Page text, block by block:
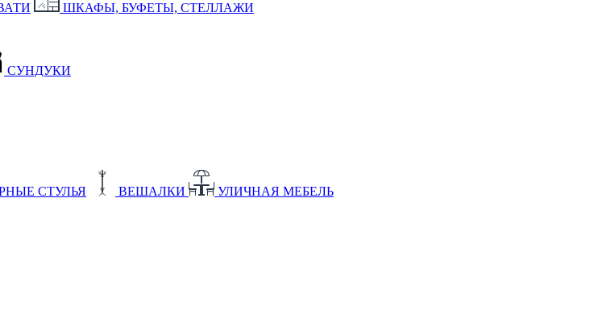
ШКАФЫ, БУФЕТЫ, СТЕЛЛАЖИ
СУНДУКИ
СТУЛЬЯ ВЕШАЛКИ УЛИЧНАЯ МЕБЕЛЬ